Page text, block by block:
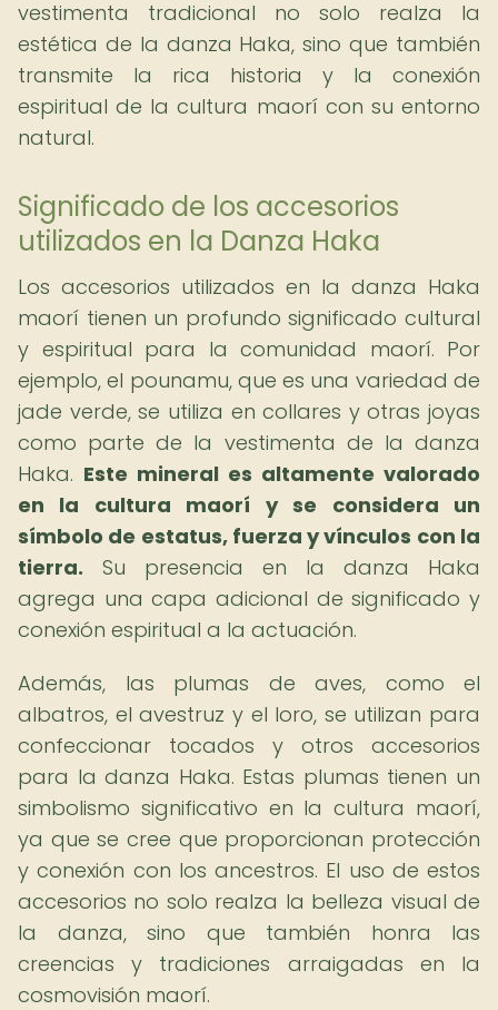
vestimenta tradicional no solo realza la
estética de la danza Haka, sino que también
transmite la rica historia y la conexión
espiritual de la cultura maorí con su entorno
natural.
Significado de los accesorios
utilizados en la Danza Haka
Los accesorios utilizados en la danza Haka
maorí tienen un profundo significado cultural
y espiritual para la comunidad maorí. Por
ejemplo, el pounamu, que es una variedad de
jade verde, se utiliza en collares y otras joyas
como parte de la vestimenta de la danza
Haka. Este mineral es altamente valorado
en la cultura maorí y se considera un
símbolo de estatus, fuerza y ​​vínculos con la
tierra. Su presencia en la danza Haka
agrega una capa adicional de significado y
conexión espiritual a la actuación.
Además, las plumas de aves, como el
albatros, el avestruz y el loro, se utilizan para
confeccionar tocados y otros accesorios
para la danza Haka. Estas plumas tienen un
simbolismo significativo en la cultura maorí,
ya que se cree que proporcionan protección
y conexión con los ancestros. El uso de estos
accesorios no solo realza la belleza visual de
la danza, sino que también honra las
creencias y tradiciones arraigadas en la
cosmovisión maorí.